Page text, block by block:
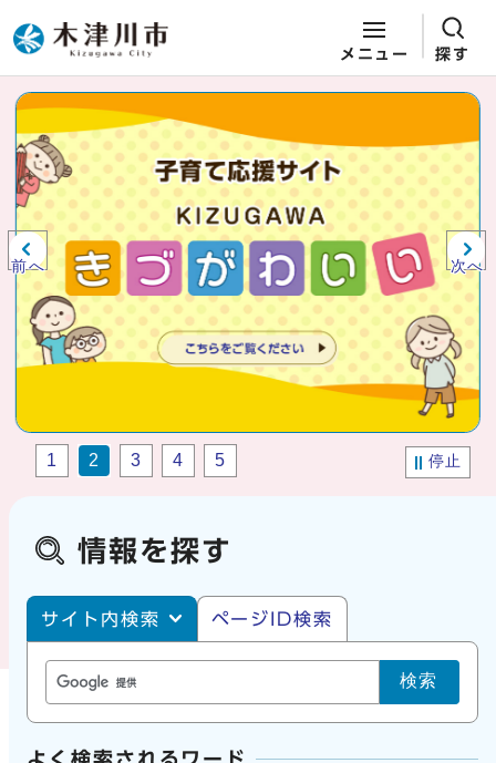
ページの先頭です
メニュー 探す
ここから本文です
ビジュアルエリア。木津川市役所か
らの紹介、お知らせ。
前へ 次へ
停止
1 2 3 4 5
情報を探す
サイト内・ページID検索
サイト内検索 ページID検索
検索
よく検索されるワード